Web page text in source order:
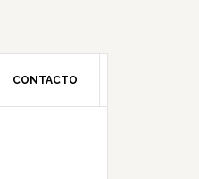
CONTACTO